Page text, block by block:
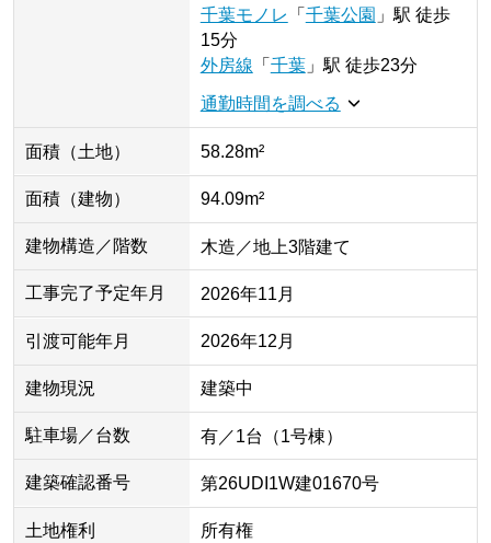
千葉モノレ
「 千葉公園 」 駅 徒歩
15分
外房線 「 千葉」 駅 徒歩23分
通勤時間を調べる
面積（土地） 58.28m²
面積（建物） 94.09m²
建物構造／階数 木造／地上3階建て
工事完了予定年月 2026年11月
引渡可能年月 2026年12月
建物現況 建築中
駐車場／台数 有／1台（1号棟）
建築確認番号 第26UDI1W建01670号
土地権利 所有権